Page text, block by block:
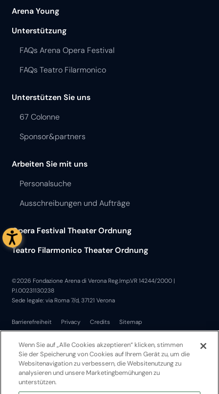
Arena Young
Unterstützung
FAQs Arena Opera Festival
FAQs Teatro Filarmonico
Unterstützen Sie uns
67 Colonne
Sponsor&partners
Arbeiten Sie mit uns
Personalsuche
Ausschreibungen und Aufträge
Opera Festival Theater Ordnung
Teatro Filarmonico Theater Ordnung
©2026 Fondazione Arena di Verona Reg.Imp.VR 14244/2000 |
P.I.00231130238
Sede legale: via Roma 7/d, 37121 Verona
Barrierefreiheit Privacy Credits Sitemap
Wenn Sie auf „Alle Cookies akzeptieren“ klicken, stimmen
Sie der Speicherung von Cookies auf Ihrem Gerät zu, um die
Websitenavigation zu verbessern, die Websitenutzung zu
analysieren und unsere Marketingbemühungen zu
unterstützen.